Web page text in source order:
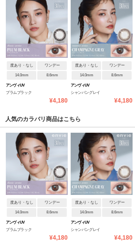
度あり・なし ワンデー
14.0mm 8.6mm
アンヴィUV
プラムブラック
¥4,180
度あり・なし ワンデー
14.0mm 8.6mm
アンヴィUV
シャンパングレイ
¥4,180
人気のカラバリ商品はこちら
度あり・なし ワンデー
14.0mm 8.6mm
アンヴィUV
プラムブラック
¥4,180
度あり・なし ワンデー
14.0mm 8.6mm
アンヴィUV
シャンパングレイ
¥4,180